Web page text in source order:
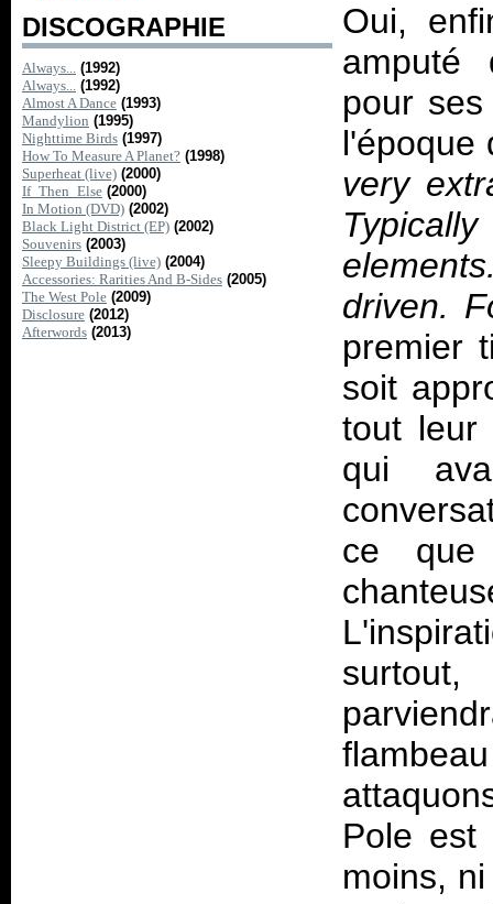
DISCOGRAPHIE
Always... (1992)
Always... (1992)
Almost A Dance (1993)
Mandylion (1995)
Nighttime Birds (1997)
How To Measure A Planet? (1998)
Superheat (live) (2000)
If_Then_Else (2000)
In Motion (DVD) (2002)
Black Light District (EP) (2002)
Souvenirs (2003)
Sleepy Buildings (live) (2004)
Accessories: Rarities And B-Sides (2005)
The West Pole (2009)
Disclosure (2012)
Afterwords (2013)
Oui,
amputé
pour
l'époque
very
driven.
premier
soit
tout leur
qui
ce que
Pole est
moins,